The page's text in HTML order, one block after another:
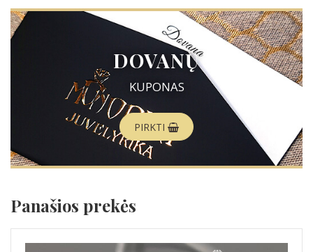
DOVANŲ
KUPONAS
PIRKTI
Panašios prekės